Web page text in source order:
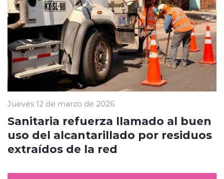
Jueves 12 de marzo de 2026
Sanitaria refuerza llamado al buen
uso del alcantarillado por residuos
extraídos de la red